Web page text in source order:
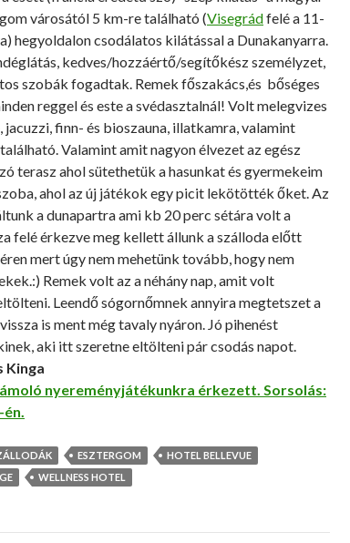
városától 5 km-re található (Visegrádfelé a 11-
hegyoldalon csodálatos kilátással a Dunakanyarra.
kedves/hozzáértő/segítőkész személyzet,
szobák fogadtak. Remek főszakács,és bőséges
reggel és este a svédasztalnál! Volt melegvizes
finn- és bioszauna, illatkamra, valamint
Valamint amit nagyon élvezet az egész
terasz ahol sütethetük a hasunkat és gyermekeim
ahol az új játékok egy picit lekötötték őket. Az
a dunapartra ami kb 20 perc sétára volt a
felé érkezve meg kellett állunk a szálloda előtt
mert úgy nem mehetünk tovább, hogy nem
Remek volt az a néhány nap, amit volt
Leendő sógornőmnek annyira megtetszet a
is ment még tavaly nyáron. Jó pihenést
aki itt szeretne eltölteni pár csodás napot.
Kinga
nyereményjátékunkra érkezett. Sorsolás:
én.
ESZTERGOM
HOTEL BELLEVUE
WELLNESS HOTEL